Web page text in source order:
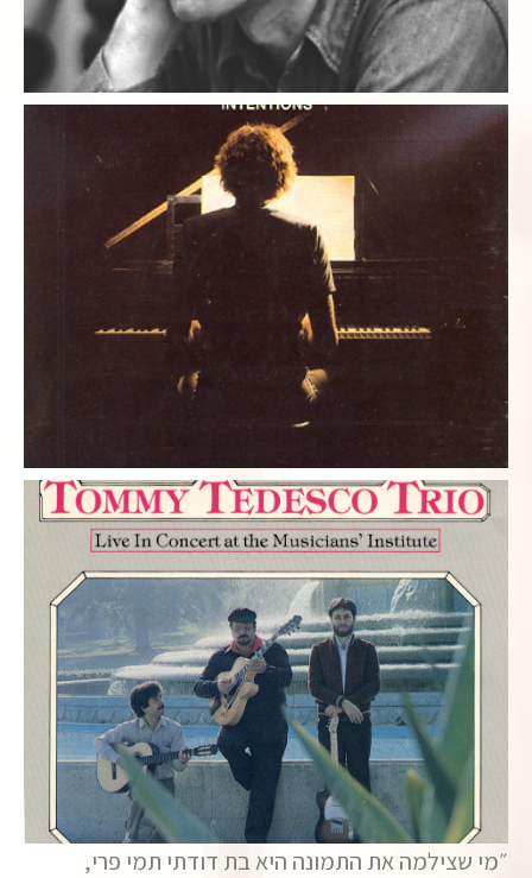
״מי שצילמה את התמונה היא בת דודתי תמי פרי,